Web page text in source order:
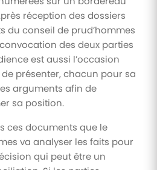
réception des dossiers
du conseil de prud’hommes
des deux parties
est aussi l’occasion
présenter, chacun pour sa
arguments afin de
sa position.
ces documents que le
va analyser les faits pour
qui peut être un